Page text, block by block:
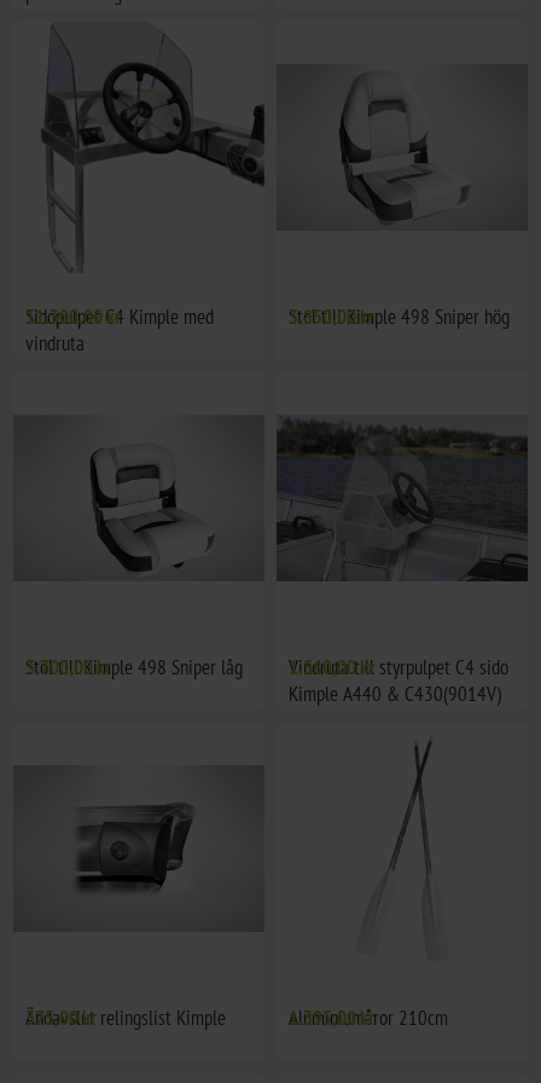
Sidopulpet C4 Kimple med
vindruta
11.300,00 kr Stol till Kimple 498 Sniper hög
3.850,00 kr
Stol till Kimple 498 Sniper låg
3.700,00 kr
Vindruta till styrpulpet C4 sido
Kimple A440 & C430(9014V)
1.560,00 kr
Ändavslut relingslist Kimple
375,00 kr Aluminiumåror 210cm
1.395,00 kr